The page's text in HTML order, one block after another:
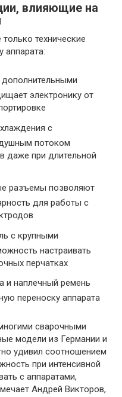
влияющие на
технические
аппарата:
электронику от
с
потоком
даже при длительной
разъемы позволяют
для работы с
с крупными
настраивать
перчатках
и наплечный ремень
переноску аппарата
сварочными
модели из Германии и
удивил соотношением
при интенсивной
с аппаратами,
Андрей Викторов,